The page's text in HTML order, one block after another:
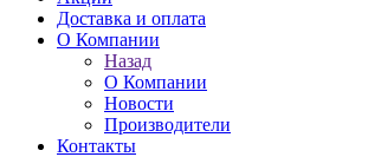
Доставка и оплата
О Компании
Назад
О Компании
Новости
Производители
Контакты